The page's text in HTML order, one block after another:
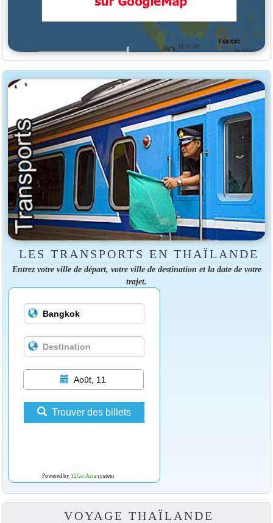
LES TRANSPORTS EN THAÏLANDE
Entrez votre ville de départ, votre ville de destination et la date de votre
trajet.
Août, 11
Trouver des billets
Powered by 12Go Asiasystem
VOYAGE THAÏLANDE